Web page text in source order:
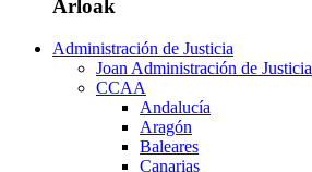
Arloak
Administración de Justicia
Joan Administración de Justicia
CCAA
Andalucía
Aragón
Baleares
Canarias